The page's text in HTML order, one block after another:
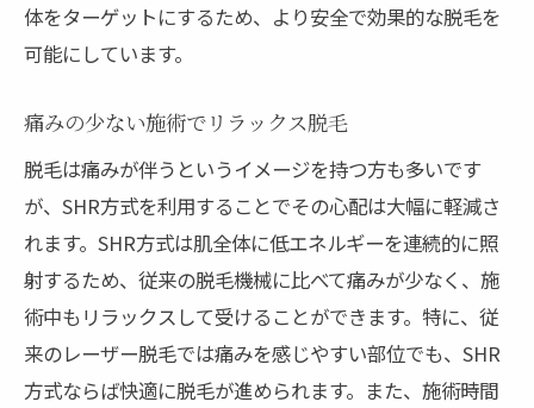
体をターゲットにするため、より安全で効果的な脱毛を
可能にしています。
痛みの少ない施術でリラックス脱毛
脱毛は痛みが伴うというイメージを持つ方も多いです
が、SHR方式を利用することでその心配は大幅に軽減さ
れます。SHR方式は肌全体に低エネルギーを連続的に照
射するため、従来の脱毛機械に比べて痛みが少なく、施
術中もリラックスして受けることができます。特に、従
来のレーザー脱毛では痛みを感じやすい部位でも、SHR
方式ならば快適に脱毛が進められます。また、施術時間